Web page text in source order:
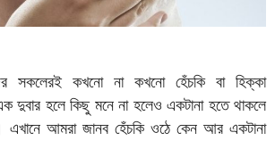
সকলেরই কখনো না কখনো হেঁচকি বা হিক্কা
হলে কিছু মনে না হলেও একটানা হতে থাকলে
এখানে আমরা জানব হেঁচকি ওঠে কেন আর একটানা